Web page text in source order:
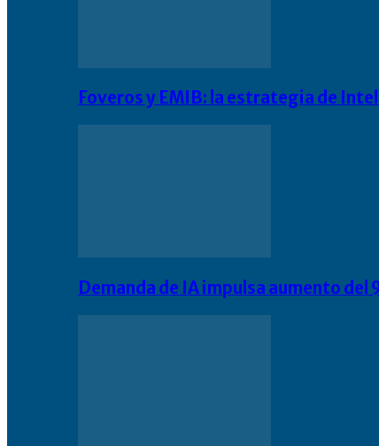
Foveros y EMIB: la estrategia de
Demanda de IA impulsa aumento del